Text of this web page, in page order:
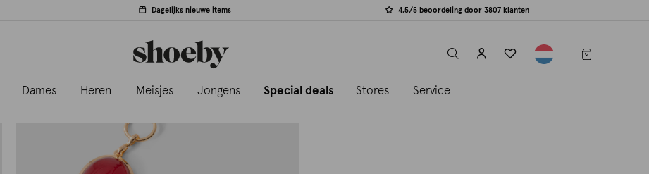
Dagelijks nieuwe items 4.5/5 beoordeling door 3807 klanten
label.header.toggle
Dames Heren Meisjes Jongens Special deals Stores Service